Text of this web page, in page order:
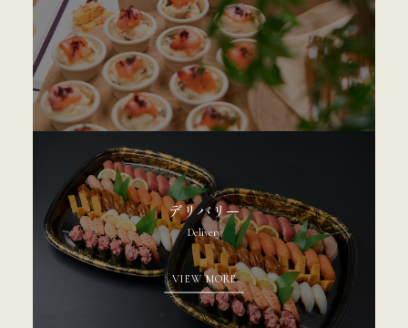
デリバリー
Delivery
VIEW MORE